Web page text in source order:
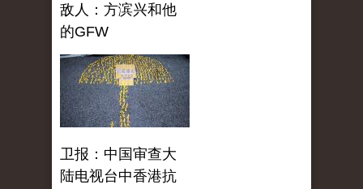
敌人：方滨兴和他
的GFW
卫报：中国审查大
陆电视台中香港抗